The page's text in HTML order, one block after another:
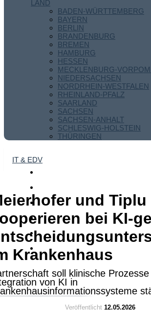
LAND
BADEN-WÜRTTEMBERG
BAYERN
BERLIN
BRANDENBURG
BREMEN
HAMBURG
HESSEN
MECKLENBURG-
NIEDERSACHSEN
NORDRHEIN-WESTFALEN
RHEINLAND-PFALZ
SAARLAND
SACHSEN
SACHSEN-ANHALT
SCHLESWIG-HOLSTEIN
THÜRINGEN
IT & EDV
und Tiplu
bei KI-
Krankenhaus
soll klinische
von KI in
Veröffentlicht 12.05.2026